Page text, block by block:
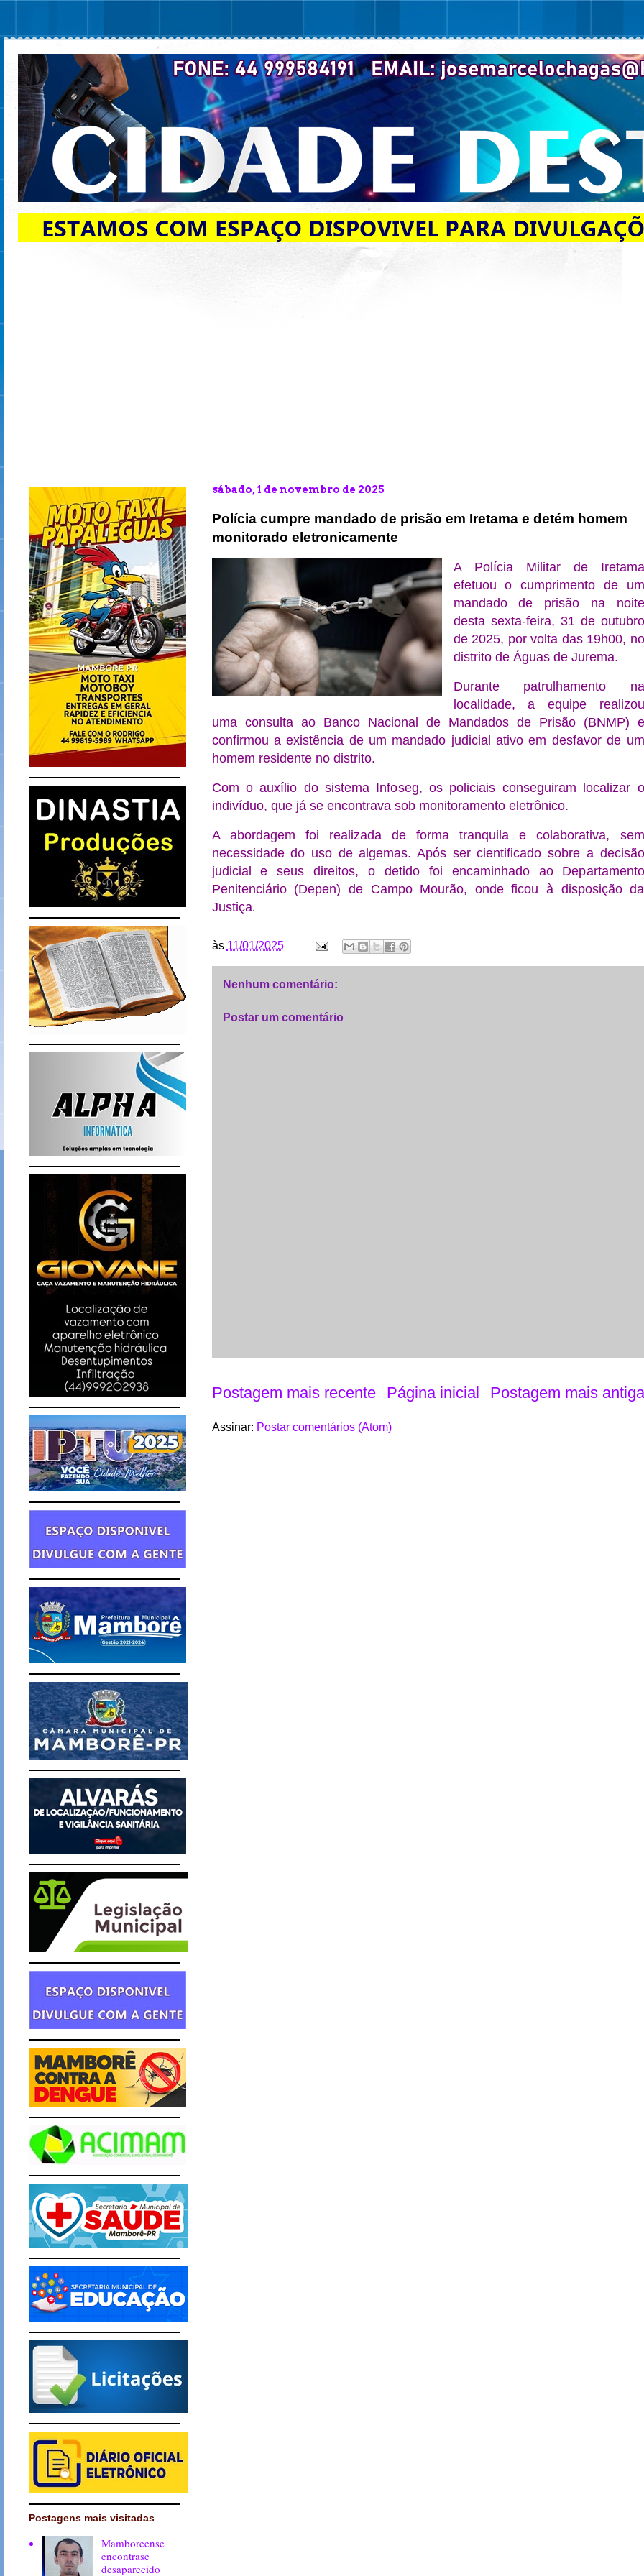
sábado, 1 de novembro de 2025
Polícia cumpre mandado de prisão em Iretama e detém homem
monitorado eletronicamente
A Polícia Militar de Iretama
efetuou o cumprimento de um
mandado de prisão na noite
desta sexta-feira, 31 de outubro
de 2025, por volta das 19h00, no
distrito de Águas de Jurema.
Durante patrulhamento na
localidade, a equipe realizou
uma consulta ao Banco Nacional de Mandados de Prisão (BNMP) e
confirmou a existência de um mandado judicial ativo em desfavor de um
homem residente no distrito.
Com o auxílio do sistema Infoseg, os policiais conseguiram localizar o
indivíduo, que já se encontrava sob monitoramento eletrônico.
A abordagem foi realizada de forma tranquila e colaborativa, sem
necessidade do uso de algemas. Após ser cientificado sobre a decisão
judicial e seus direitos, o detido foi encaminhado ao Departamento
Penitenciário (Depen) de Campo Mourão, onde ficou à disposição da
Justiça.
às 11/01/2025
Nenhum comentário:
Postar um comentário
Postagem mais recente Postagem mais antiga
Página inicial
Assinar: Postar comentários (Atom)
Postagens mais visitadas
Mamboreense
encontrase
desaparecido